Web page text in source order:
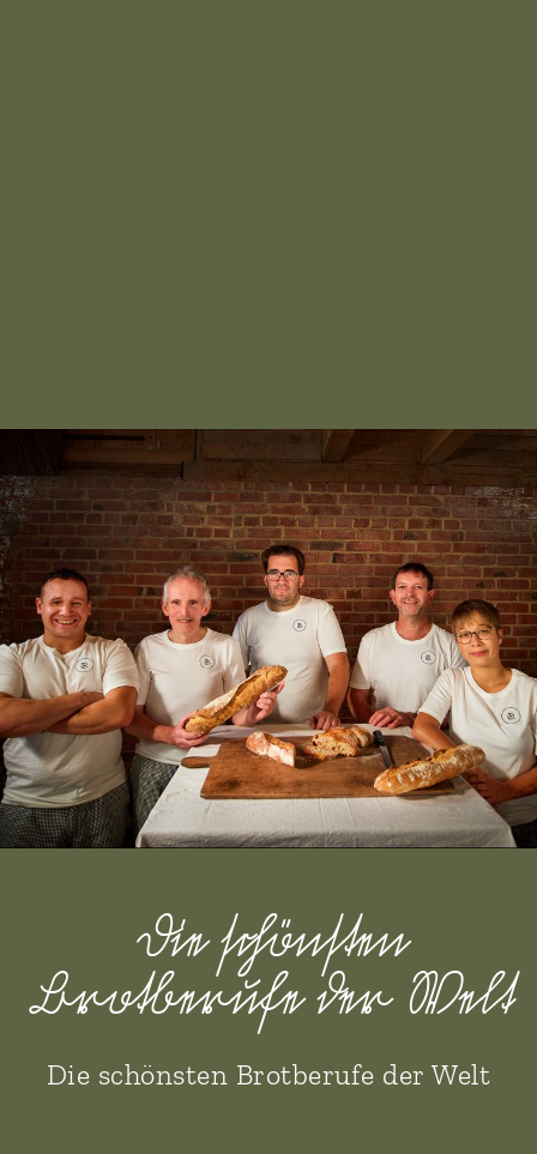
Die ſchönſten
Brotberufe der Welt
Die schönsten Brotberufe der Welt